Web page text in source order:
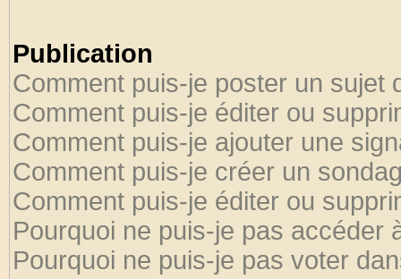
Publication
Comment puis-je poster un sujet
Comment puis-je éditer ou
Comment puis-je ajouter une
Comment puis-je créer un
Comment puis-je éditer ou
Pourquoi ne puis-je pas accéder
Pourquoi ne puis-je pas voter